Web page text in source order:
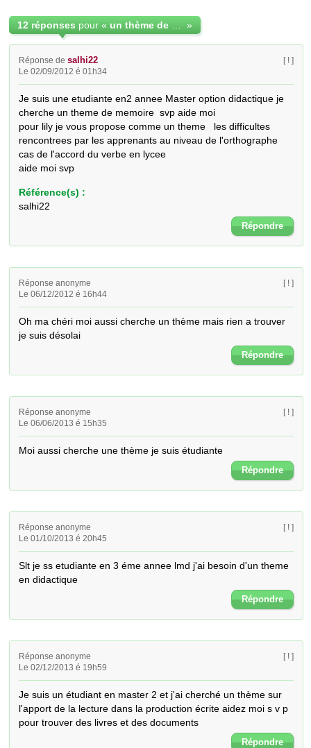
12 réponses pour « »
Réponse desalhi22
Le 02/09/2012 é 01h34
[ ! ]
Je suis une etudiante en2 annee Master option didactique je
cherche un theme de memoire  svp aide moi
pour lily je vous propose comme un theme   les difficultes
rencontrees par les apprenants au niveau de l'orthographe
cas de l'accord du verbe en lycee
aide moi svp
Référence(s) :
salhi22
Répondre
Réponse anonyme
Le 06/12/2012 é 16h44
[ ! ]
Oh ma chéri moi aussi cherche un thème mais rien a trouver
je suis désolai
Répondre
Réponse anonyme
Le 06/06/2013 é 15h35
[ ! ]
Moi aussi cherche une thème je suis étudiante
Répondre
Réponse anonyme
Le 01/10/2013 é 20h45
[ ! ]
Slt je ss etudiante en 3 éme annee lmd j'ai besoin d'un theme
en didactique
Répondre
Réponse anonyme
Le 02/12/2013 é 19h59
[ ! ]
Je suis un étudiant en master 2 et j'ai cherché un thème sur
l'apport de la lecture dans la production écrite aidez moi s v p
pour trouver des livres et des documents
Répondre